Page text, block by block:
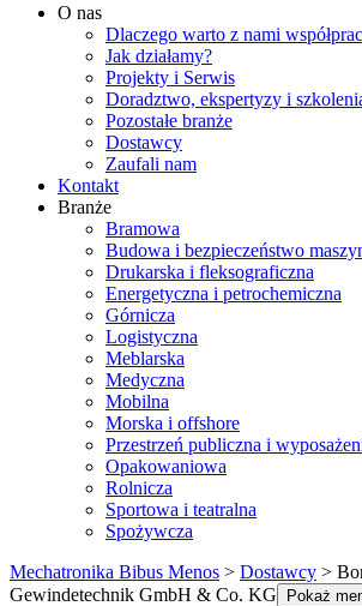
O nas
Dlaczego warto z nami
Jak działamy?
Projekty i Serwis
Doradztwo, ekspertyzy i
Pozostałe branże
Dostawcy
Zaufali nam
Kontakt
Branże
Bramowa
Budowa i bezpieczeństwo
Drukarska i fleksograficzna
Energetyczna i petrochemiczna
Górnicza
Logistyczna
Meblarska
Medyczna
Mobilna
Morska i offshore
Przestrzeń publiczna i
Opakowaniowa
Rolnicza
Sportowa i teatralna
Spożywcza
Mechatronika Bibus Menos > Dostawcy >
Gewindetechnik GmbH & Co. KG
Pokaż